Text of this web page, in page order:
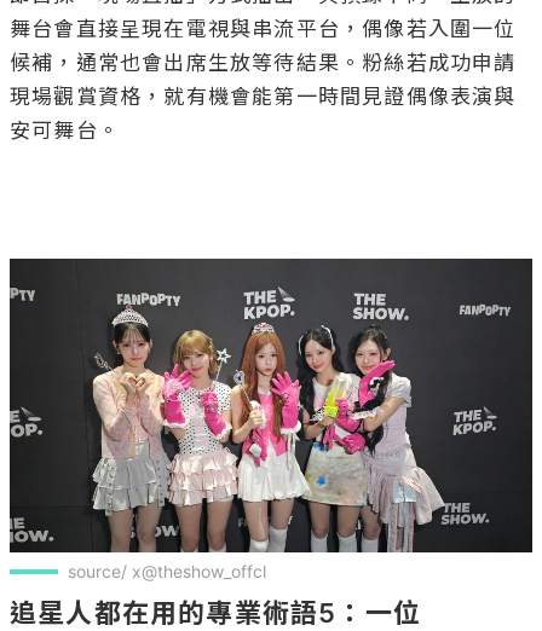
舞台會直接呈現在電視與串流平台，偶像若入圍一位
候補，通常也會出席生放等待結果。粉絲若成功申請
現場觀賞資格，就有機會能第一時間見證偶像表演與
安可舞台。
source/ x@theshow_offcl
追星人都在用的專業術語5：一位